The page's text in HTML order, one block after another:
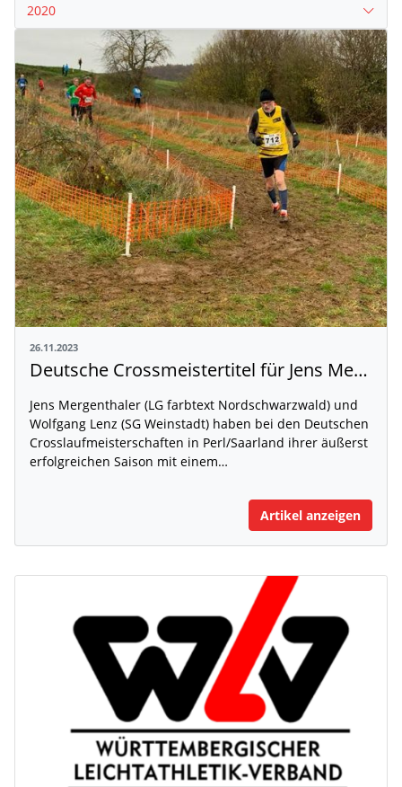
2020
26.11.2023
Deutsche Crossmeistertitel für Jens Mergenthaler und Wolfgang Lenz in Perl
Jens Mergenthaler (LG farbtext Nordschwarzwald) und
Wolfgang Lenz (SG Weinstadt) haben bei den Deutschen
Crosslaufmeisterschaften in Perl/Saarland ihrer äußerst
erfolgreichen Saison mit einem…
Artikel anzeigen